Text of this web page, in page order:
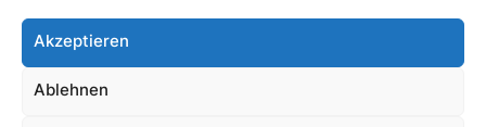
Akzeptieren
Ablehnen